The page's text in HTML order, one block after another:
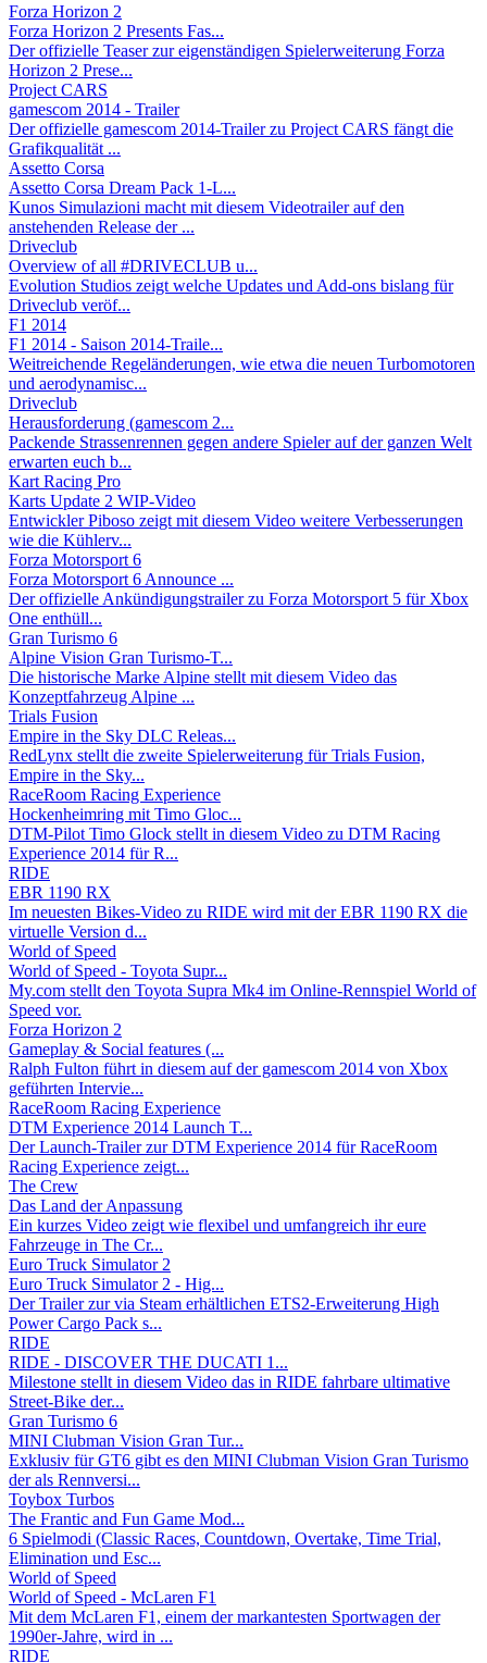
Forza Horizon 2
Forza Horizon 2 Presents Fas...
Der offizielle Teaser zur eigenständigen Spielerweiterung Forza
Horizon 2 Prese...
Project CARS
gamescom 2014 - Trailer
Der offizielle gamescom 2014-Trailer zu Project CARS fängt die
Grafikqualität ...
Assetto Corsa
Assetto Corsa Dream Pack 1-L...
Kunos Simulazioni macht mit diesem Videotrailer auf den
anstehenden Release der ...
Driveclub
Overview of all #DRIVECLUB u...
Evolution Studios zeigt welche Updates und Add-ons bislang für
Driveclub veröf...
F1 2014
F1 2014 - Saison 2014-Traile...
Weitreichende Regeländerungen, wie etwa die neuen Turbomotoren
und aerodynamisc...
Driveclub
Herausforderung (gamescom 2...
Packende Strassenrennen gegen andere Spieler auf der ganzen Welt
erwarten euch b...
Kart Racing Pro
Karts Update 2 WIP-Video
Entwickler Piboso zeigt mit diesem Video weitere Verbesserungen
wie die Kühlerv...
Forza Motorsport 6
Forza Motorsport 6 Announce ...
Der offizielle Ankündigungstrailer zu Forza Motorsport 5 für Xbox
One enthüll...
Gran Turismo 6
Alpine Vision Gran Turismo-T...
Die historische Marke Alpine stellt mit diesem Video das
Konzeptfahrzeug Alpine ...
Trials Fusion
Empire in the Sky DLC Releas...
RedLynx stellt die zweite Spielerweiterung für Trials Fusion,
Empire in the Sky...
RaceRoom Racing Experience
Hockenheimring mit Timo Gloc...
DTM-Pilot Timo Glock stellt in diesem Video zu DTM Racing
Experience 2014 für R...
RIDE
EBR 1190 RX
Im neuesten Bikes-Video zu RIDE wird mit der EBR 1190 RX die
virtuelle Version d...
World of Speed
World of Speed - Toyota Supr...
My.com stellt den Toyota Supra Mk4 im Online-Rennspiel World of
Speed vor.
Forza Horizon 2
Gameplay & Social features (...
Ralph Fulton führt in diesem auf der gamescom 2014 von Xbox
geführten Intervie...
RaceRoom Racing Experience
DTM Experience 2014 Launch T...
Der Launch-Trailer zur DTM Experience 2014 für RaceRoom
Racing Experience zeigt...
The Crew
Das Land der Anpassung
Ein kurzes Video zeigt wie flexibel und umfangreich ihr eure
Fahrzeuge in The Cr...
Euro Truck Simulator 2
Euro Truck Simulator 2 - Hig...
Der Trailer zur via Steam erhältlichen ETS2-Erweiterung High
Power Cargo Pack s...
RIDE
RIDE - DISCOVER THE DUCATI 1...
Milestone stellt in diesem Video das in RIDE fahrbare ultimative
Street-Bike der...
Gran Turismo 6
MINI Clubman Vision Gran Tur...
Exklusiv für GT6 gibt es den MINI Clubman Vision Gran Turismo
der als Rennversi...
Toybox Turbos
The Frantic and Fun Game Mod...
6 Spielmodi (Classic Races, Countdown, Overtake, Time Trial,
Elimination und Esc...
World of Speed
World of Speed - McLaren F1
Mit dem McLaren F1, einem der markantesten Sportwagen der
1990er-Jahre, wird in ...
RIDE